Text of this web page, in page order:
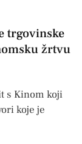
trgovinske
žrtvu
s Kinom koji
koje je